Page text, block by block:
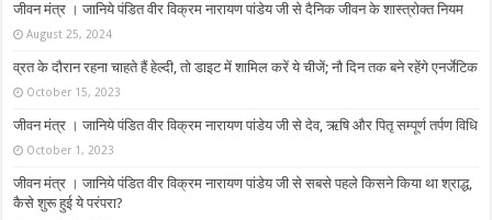
जीवन मंत्र । जानिये पंडित वीर विक्रम नारायण पांडेय जी से दैनिक जीवन के शास्त्रोक्त नियम
August 25, 2024
व्रत के दौरान रहना चाहते हैं हेल्दी, तो डाइट में शामिल करें ये चीजें; नौ दिन तक बने रहेंगे एनर्जेटिक
October 15, 2023
जीवन मंत्र । जानिये पंडित वीर विक्रम नारायण पांडेय जी से देव, ऋषि और पितृ सम्पूर्ण तर्पण विधि
October 1, 2023
जीवन मंत्र । जानिये पंडित वीर विक्रम नारायण पांडेय जी से सबसे पहले किसने किया था श्राद्ध,
कैसे शुरू हुई ये परंपरा?